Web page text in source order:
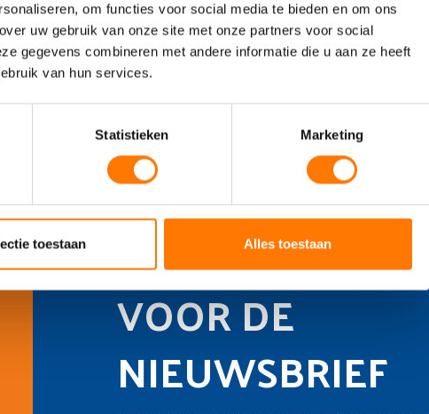
om functies voor social media te bieden en om ons
uw gebruik van onze site met onze partners voor social
gegevens combineren met andere informatie die u aan ze heeft
van hun services.
Statistieken Marketing
toestaan Alles toestaan
SCHRIJF JE IN
VOOR DE
NIEUWSBRIEF